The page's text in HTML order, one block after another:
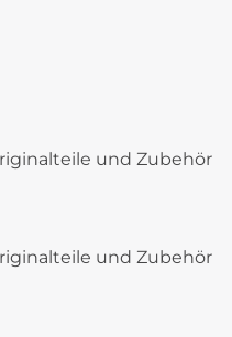
und Zubehör
und Zubehör